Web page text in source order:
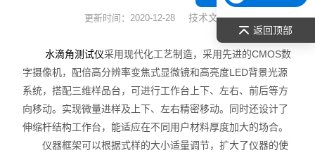
表面张力仪
光谱部件及外设
差示/热重/差热/热分析
红外光谱（IR、傅立叶）
更新时间：2020-12-28 技术文章
水滴角测试仪采用现代化工艺制造，采用先进的CMOS数
字摄像机，配倍高分辨率变焦式显微镜和高亮度LED背景光源
系统，搭配三维样品台，可进行工作台上下、左右、前后等方
向移动。实现微量进样及上下、左右精密移动。同时还设计了
伸缩杆结构工作台，能适应在不同用户材料厚度加大的场合。
仪器框架可以根据式样的大小适量调节，扩大了仪器的使
返回顶部